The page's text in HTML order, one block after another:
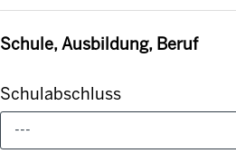
Schule, Ausbildung, Beruf
Schulabschluss
---